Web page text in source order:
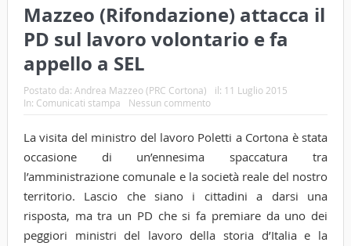
Mazzeo (Rifondazione) attacca il
PD sul lavoro volontario e fa
appello a SEL
Postato da: Andrea Mazzeo (PRC Cortona) il: 11 Luglio 2015
In: Comunicati stampa Nessun commento
La visita del ministro del lavoro Poletti a Cortona è stata
occasione di un’ennesima spaccatura tra
l’amministrazione comunale e la società reale del nostro
territorio. Lascio che siano i cittadini a darsi una
risposta, ma tra un PD che si fa premiare da uno dei
peggiori ministri del lavoro della storia d’Italia e la